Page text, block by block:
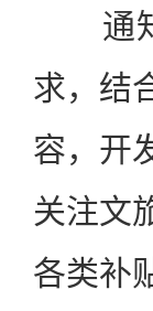
通知
求，结
容，开
关注文
各类补